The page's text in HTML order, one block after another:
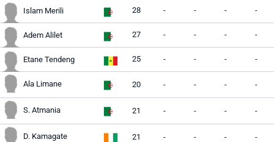
Islam Merili 28 - - - -
Adem Alilet 27 - - - -
Etane Tendeng 25 - - - -
Ala Limane 20 - - - -
S. Atmania 21 - - - -
D. Kamagate 21 - - - -